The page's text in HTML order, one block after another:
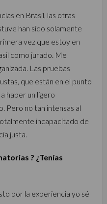
en Brasil, las otras
han sido solamente
vez que estoy en
como jurado. Me
Las pruebas
que están en el punto
haber un ligero
Pero no tan intensas al
incapacitado de
justa.
? ¿Tenías
por la experiencia yo sé